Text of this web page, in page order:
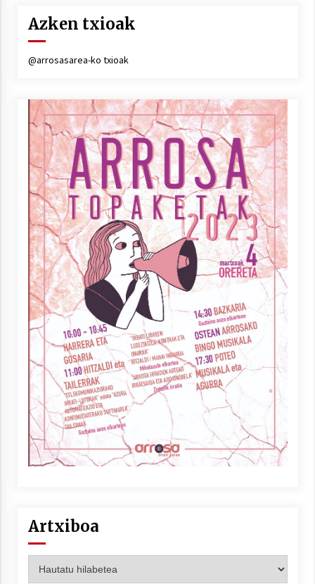
Azken txioak
@arrosasarea-ko txioak
Artxiboa